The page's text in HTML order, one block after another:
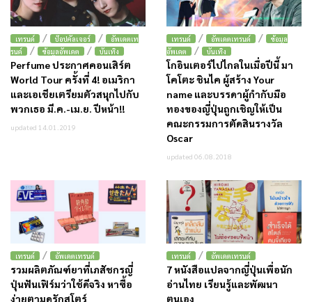
เทรนด์ / ป๊อปคัลเจอร์ /
อัพเดตเท
รนด์
/ ข้อมูลอัพเดต / บันเทิง
Perfume ประกาศคอนเสิร์ต
World Tour ครั้งที่ 4! อเมริกา
และเอเชียเตรียมตัวสนุกไปกับ
พวกเธอ มี.ค.-เม.ย. ปีหน้า!!
updated 14.01.2019
เทรนด์ / อัพเดตเทรนด์ /
ข้อมูล
อัพเดต
/ บันเทิง
โกอินเตอร์ไปไกลในเมื่อปีนี้ มา
โคโตะ ชินไค ผู้สร้าง Your
name และบรรดาผู้กำกับมือ
ทองของญี่ปุ่นถูกเชิญให้เป็น
คณะกรรมการตัดสินรางวัล
Oscar
updated 06.08.2018
เทรนด์ / อัพเดตเทรนด์
รวมผลิตภัณฑ์ยาที่เภสัชกรญี่
ปุ่นฟันเฟิร์มว่าใช้ดีจริง หาซื้อ
ง่ายตามดรักสโตร์
เทรนด์ / อัพเดตเทรนด์
7 หนังสือแปลจากญี่ปุ่นเพื่อนัก
อ่านไทย เรียนรู้และพัฒนา
ตนเอง